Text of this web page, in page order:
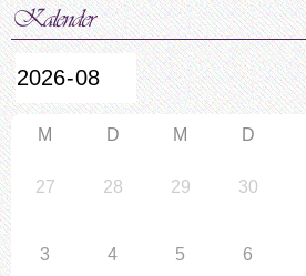
M D M D
27 28 29 30
3 4 5 6